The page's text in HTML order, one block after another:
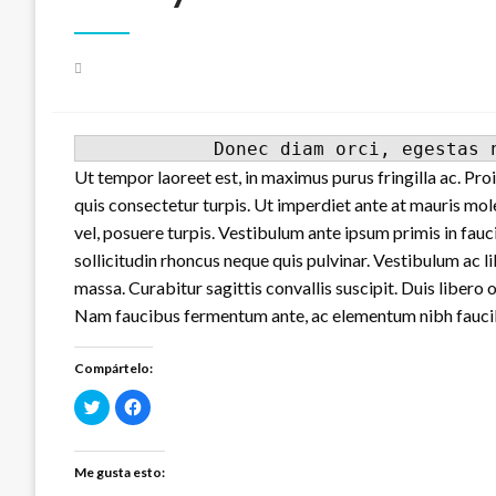
Ut tempor laoreet est, in maximus purus fringilla ac.
quis consectetur turpis. Ut imperdiet ante at mauris
vel, posuere turpis. Vestibulum ante ipsum primis in
sollicitudin rhoncus neque quis pulvinar. Vestibulum ac
massa. Curabitur sagittis convallis suscipit. Duis
Nam faucibus fermentum ante, ac elementum nibh
Compártelo:
Haz
clic
para
en
Twitter
(Se
Haz
clic
en
Facebook
(Se
Me gusta esto: